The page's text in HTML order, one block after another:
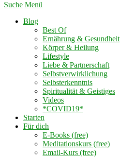
Suche Menü
Blog
Best Of
Ernährung & Gesundheit
Körper & Heilung
Lifestyle
Liebe & Partnerschaft
Selbstverwirklichung
Selbsterkenntnis
Spiritualität & Geistiges
Videos
*COVID19*
Starten
Für dich
E-Books (free)
Meditationskurs (free)
Email-Kurs (free)